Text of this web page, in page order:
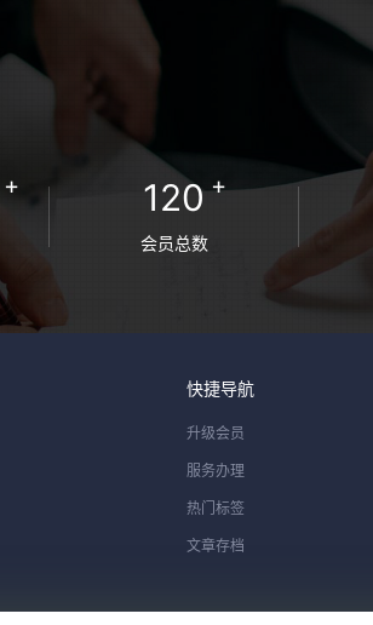
+ 120+
会员总数
快捷导航
升级会员
服务办理
热门标签
文章存档